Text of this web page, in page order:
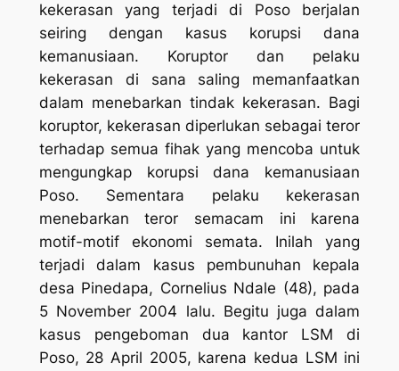
kekerasan yang terjadi di Poso berjalan
seiring dengan kasus korupsi dana
kemanusiaan. Koruptor dan pelaku
kekerasan di sana saling memanfaatkan
dalam menebarkan tindak kekerasan. Bagi
koruptor, kekerasan diperlukan sebagai teror
terhadap semua fihak yang mencoba untuk
mengungkap korupsi dana kemanusiaan
Poso. Sementara pelaku kekerasan
menebarkan teror semacam ini karena
motif-motif ekonomi semata. Inilah yang
terjadi dalam kasus pembunuhan kepala
desa Pinedapa, Cornelius Ndale (48), pada
5 November 2004 lalu. Begitu juga dalam
kasus pengeboman dua kantor LSM di
Poso, 28 April 2005, karena kedua LSM ini